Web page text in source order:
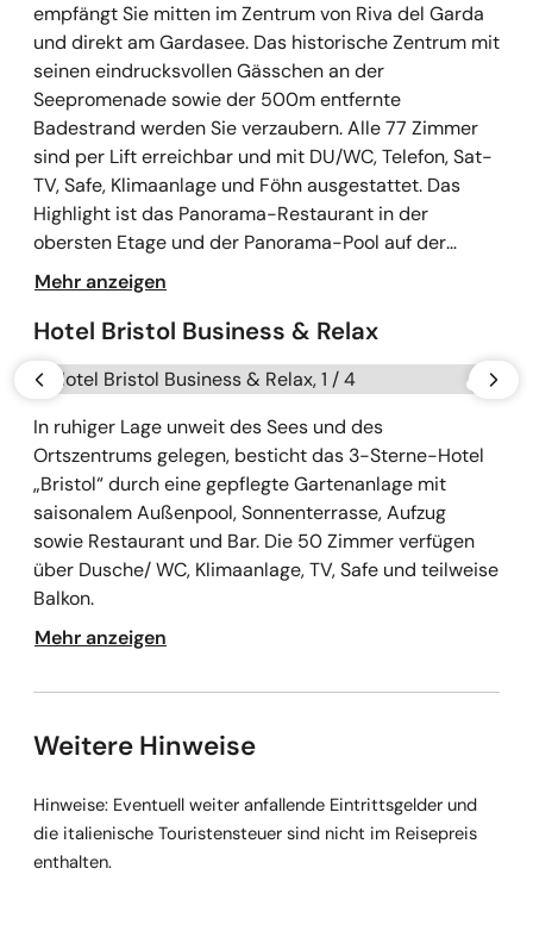
empfängt Sie mitten im Zentrum von Riva del Garda
und direkt am Gardasee. Das historische Zentrum mit
seinen eindrucksvollen Gässchen an der
Seepromenade sowie der 500m entfernte
Badestrand werden Sie verzaubern. Alle 77 Zimmer
sind per Lift erreichbar und mit DU/WC, Telefon, Sat-
TV, Safe, Klimaanlage und Föhn ausgestattet. Das
Highlight ist das Panorama-Restaurant in der
obersten Etage und der Panorama-Pool auf der
Dachterrasse mit Blick auf den Gardasee. Eine Bar
und der Wellnessbereich mit Sauna gehören
ebenfalls zur Ausstattung des Hotels.
Mehr anzeigen
Hotel Bristol Business & Relax
Galerie überspringen
vorherige
In ruhiger Lage unweit des Sees und des
Ortszentrums gelegen, besticht das 3-Sterne-Hotel
„Bristol“ durch eine gepflegte Gartenanlage mit
saisonalem Außenpool, Sonnenterrasse, Aufzug
sowie Restaurant und Bar. Die 50 Zimmer verfügen
über Dusche/ WC, Klimaanlage, TV, Safe und teilweise
Balkon.
Mehr anzeigen
Weitere Hinweise
Hinweise: Eventuell weiter anfallende Eintrittsgelder und
die italienische Touristensteuer sind nicht im Reisepreis
enthalten.